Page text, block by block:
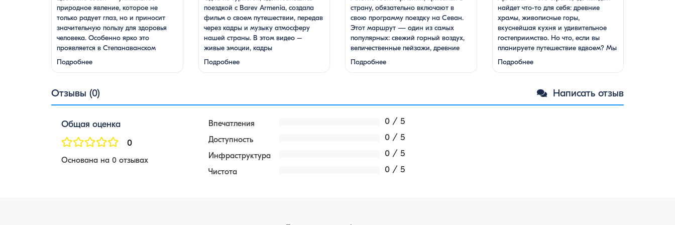
природное явление, которое не
только радует глаз, но и приносит
значительную пользу для здоровья
человека. Особенно ярко это
проявляется в Степанаванском
дендропарке в Армении, где сосны
цветут в конце мая, создавая
воздух целебными веществами.
Степанаванский дендропарк:
жемчужина Лорийской области
известный как «Сочут» (в …
Подробнее
поездкой с Barev Armenia, создала
фильм о своем путешествии, передав
через кадры и музыку атмосферу
нашей страны. В этом видео –
живые эмоции, кадры
фантастической красоты
монастырей, захватывающие виды
завораживающие мелодии дудука
Дживана Гаспаряна стало
настоящим погружением …
Подробнее
страну, обязательно включают в
свою программу поездку на Севан.
Этот маршрут — один из самых
популярных: свежий горный воздух,
величественные пейзажи, древние
храмы и, конечно же, местная кухня.
На Севане можно посетить
который менее известен, но не менее
Подробнее
найдет что-то для себя: древние
храмы, живописные горы,
вкуснейшая кухня и удивительное
гостеприимство. Но что, если вы
планируете путешествие вдвоем? Мы
подготовили туры, которые подойдут
для всех случаев — будь вы друзьями,
молодой парой или супругами в
возрасте. Какой тур выбрать для
путешествия вдвоем? 1. …
Подробнее
Отзывы (0) Написать отзыв
Общая оценка
0
Основана на 0 отзывах
Впечатления 0 / 5
Доступность 0 / 5
Инфраструктура 0 / 5
Чистота 0 / 5